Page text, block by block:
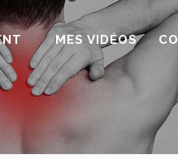
MES VIDÉOS